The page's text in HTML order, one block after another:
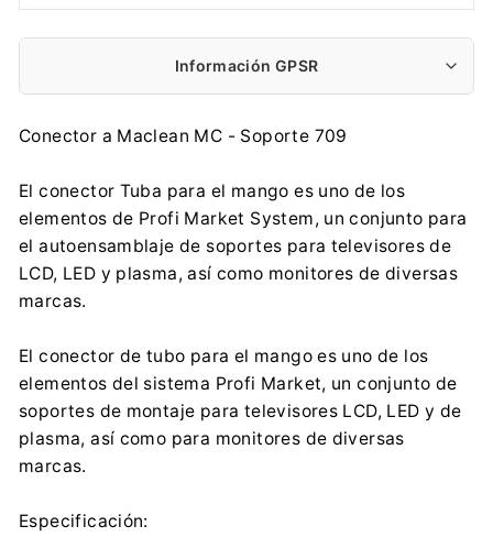
Información GPSR
Fabricante:
Centrumelektroniki.EU Sp. z o.o.
contact@centrumelektroniki.pl
+48 32 284 72 22
Importador:
Centrumelektroniki.EU Sp. z o.o.
+48 32 284 72 22
Conector a Maclean MC - Soporte 709
El conector Tuba para el mango es uno de los
elementos de Profi Market System, un conjunto para
el autoensamblaje de soportes para televisores de
LCD, LED y plasma, así como monitores de diversas
marcas.
El conector de tubo para el mango es uno de los
elementos del sistema Profi Market, un conjunto de
soportes de montaje para televisores LCD, LED y de
plasma, así como para monitores de diversas
marcas.
Especificación: